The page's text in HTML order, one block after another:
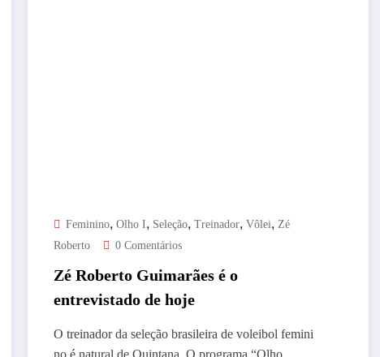
Feminino, Olho I, Seleção, Treinador, Vôlei, Zé
Roberto
0 Comentários
Zé Roberto Guimarães é o
entrevistado de hoje
O treinador da seleção brasileira de voleibol femini
no é natural de Quintana. O programa “Olho…